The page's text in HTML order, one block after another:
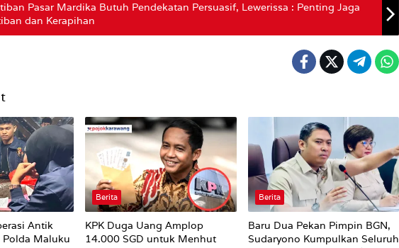
Pasar Mardika Butuh Pendekatan Persuasif, Lewerissa : Penting Jaga
dan Kerapihan
Antik
Maluku
Berita
KPK Duga Uang Amplop
14.000 SGD untuk Menhut
Berita
Baru Dua Pekan Pimpin BGN,
Sudaryono Kumpulkan Seluruh